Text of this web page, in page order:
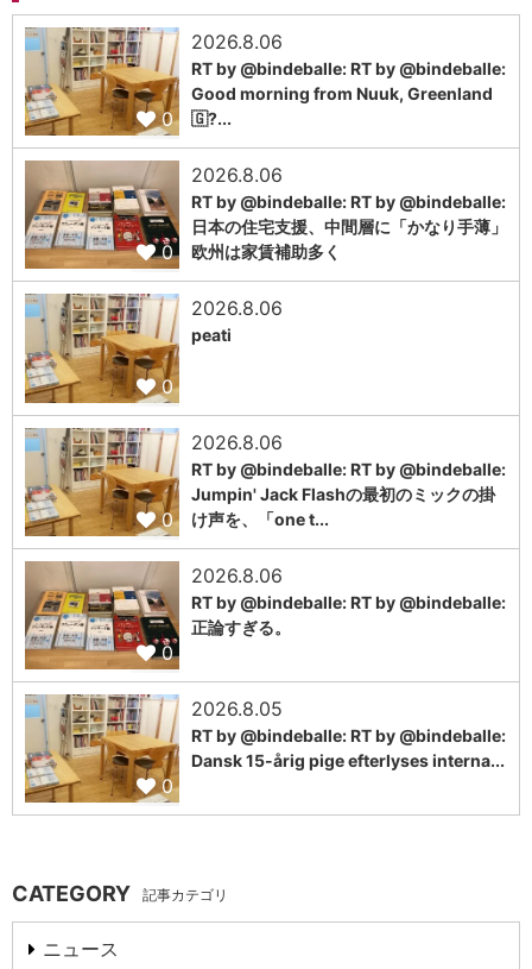
0
2026.8.06
RT by @bindeballe: RT by @bindeballe:
Good morning from Nuuk, Greenland
🇬?...
0
2026.8.06
RT by @bindeballe: RT by @bindeballe:
日本の住宅支援、中間層に「かなり手薄」
欧州は家賃補助多く
0
2026.8.06
peati
0
2026.8.06
RT by @bindeballe: RT by @bindeballe:
Jumpin' Jack Flashの最初のミックの掛
け声を、「one t...
0
2026.8.06
RT by @bindeballe: RT by @bindeballe:
正論すぎる。
0
2026.8.05
RT by @bindeballe: RT by @bindeballe:
Dansk 15-årig pige efterlyses interna...
CATEGORY 記事カテゴリ
ニュース